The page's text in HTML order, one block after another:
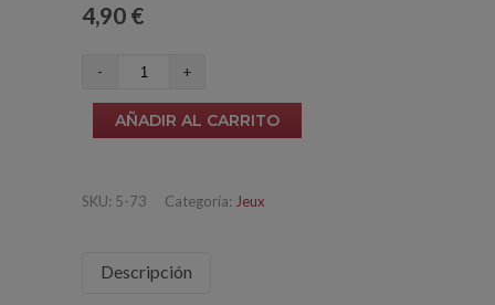
4,90 €
Juego
la
complementos
AÑADIR AL CARRITO
SKU: 5-73 Categoría: Jeux
Descripción